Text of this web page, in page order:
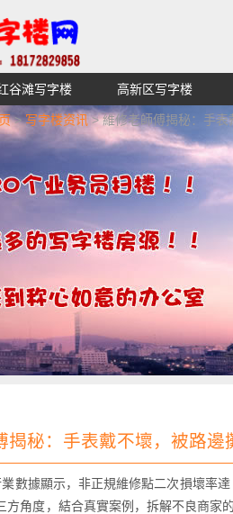
】南昌写字楼出租租赁招租出售
楼
谷滩写字楼 高新区写字楼
>写字楼资讯> 維修老師傅揭秘：手表
揭秘：手表戴不壞，被路邊
數據顯示，非正規維修點二次損壞率
方角度，結合真實案例，拆解不良商家